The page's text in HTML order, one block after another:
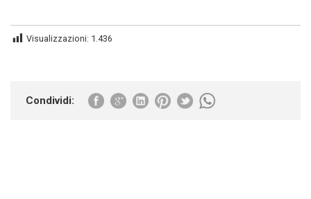
Visualizzazioni: 1.436
Condividi: